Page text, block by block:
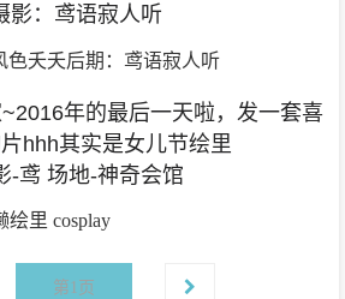
影：鸢语寂人听
色夭夭后期：鸢语寂人听
年的最后一天啦，发一套喜
hhh其实是女儿节绘里
-鸢 场地-神奇会馆
第 1 页